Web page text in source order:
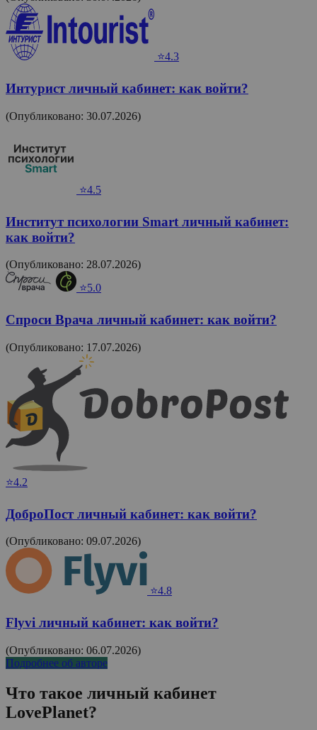
⭐4.3
Интурист личный кабинет: как войти?
(Опубликовано: 30.07.2026)
⭐4.5
Институт психологии Smart личный кабинет:
как войти?
(Опубликовано: 28.07.2026)
⭐5.0
Спроси Врача личный кабинет: как войти?
(Опубликовано: 17.07.2026)
⭐4.2
ДоброПост личный кабинет: как войти?
(Опубликовано: 09.07.2026)
⭐4.8
Flyvi личный кабинет: как войти?
(Опубликовано: 06.07.2026)
Подробнее об авторе
Что такое личный кабинет
LovePlanet?